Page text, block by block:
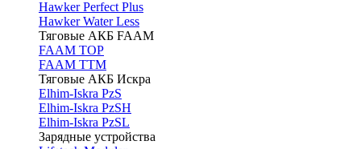
Hawker Perfect Plus
Hawker Water Less
Тяговые АКБ FAAM
FAAM TOP
FAAM TTM
Тяговые АКБ Искра
Elhim-Iskra PzS
Elhim-Iskra PzSH
Elhim-Iskra PzSL
Зарядные устройства